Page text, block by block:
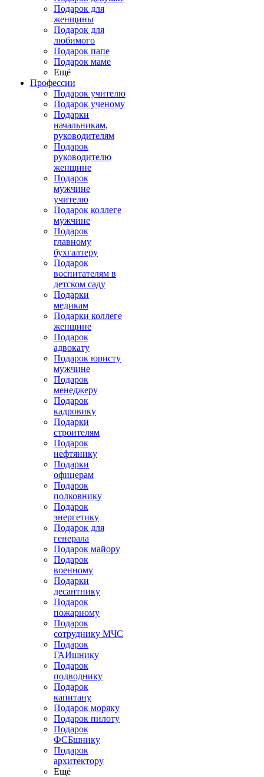
Подарок для
женщины
Подарок для
любимого
Подарок папе
Подарок маме
Ещё
Профессии
Подарок учителю
Подарок ученому
Подарки
начальникам,
руководителям
Подарок
руководителю
женщине
Подарок
мужчине
учителю
Подарок коллеге
мужчине
Подарок
главному
бухгалтеру
Подарок
воспитателям в
детском саду
Подарки
медикам
Подарки коллеге
женщине
Подарок
адвокату
Подарок юристу
мужчине
Подарок
менеджеру
Подарок
кадровику
Подарки
строителям
Подарок
нефтянику
Подарки
офицерам
Подарок
полковнику
Подарок
энергетику
Подарок для
генерала
Подарок майору
Подарок
военному
Подарки
десантнику
Подарок
пожарному
Подарок
сотруднику МЧС
Подарок
ГАИшнику
Подарок
подводнику
Подарок
капитану
Подарок моряку
Подарок пилоту
Подарок
ФСБшнику
Подарок
архитектору
Ещё